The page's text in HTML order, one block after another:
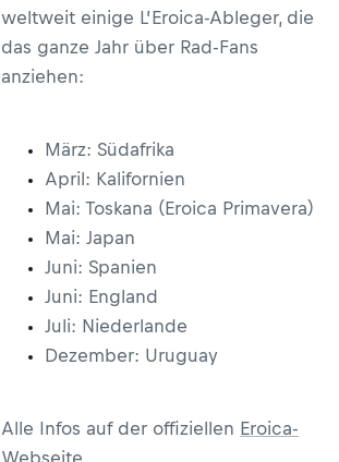
weltweit einige L’Eroica-Ableger, die
das ganze Jahr über Rad-Fans
anziehen:
März: Südafrika
April: Kalifornien
Mai: Toskana (Eroica Primavera)
Mai: Japan
Juni: Spanien
Juni: England
Juli: Niederlande
Dezember: Uruguay
Alle Infos auf der offiziellen Eroica-
Webseite.